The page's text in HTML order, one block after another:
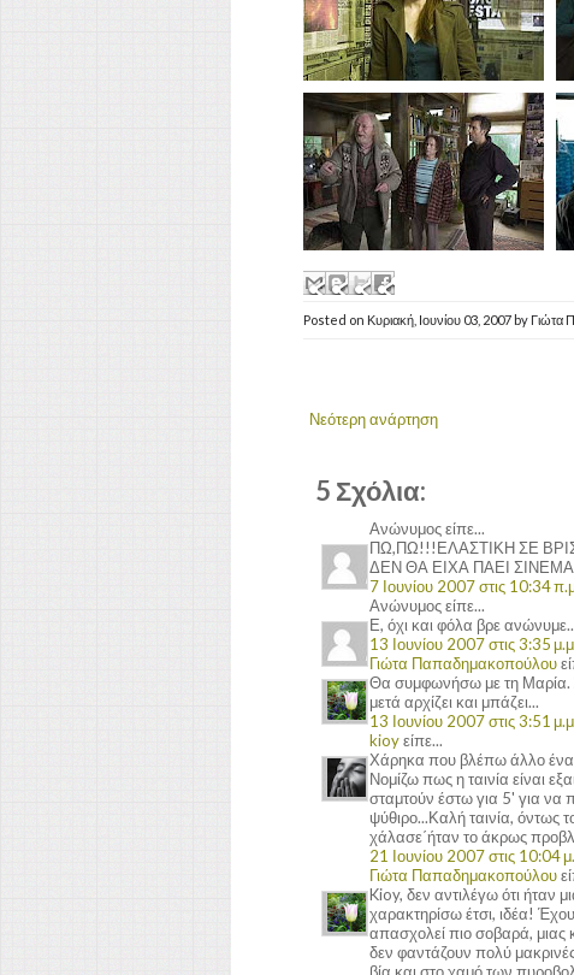
Posted on Κυριακή, Ιουνίου 03, 2007 by Γιώτα
Νεότερη ανάρτηση
5 Σχόλια:
Ανώνυμος είπε...
ΠΩ,ΠΩ!!!ΕΛΑΣΤΙΚΗ ΣΕ
ΔΕΝ ΘΑ ΕΙΧΑ ΠΑΕΙ
7 Ιουνίου 2007 στις 10:34
Ανώνυμος είπε...
Ε, όχι και φόλα βρε
13 Ιουνίου 2007 στις 3:35
Γιώτα Παπαδημακοπούλου
Θα συμφωνήσω με τη Μαρία.
μετά αρχίζει και μπάζει...
13 Ιουνίου 2007 στις 3:51
kioyείπε...
Χάρηκα που βλέπω άλλο ένα
Νομίζω πως η ταινία είναι
σταμτούν έστω για 5' για να
ψύθιρο...Καλή ταινία, όντως
χάλασε΄ήταν το άκρως
21 Ιουνίου 2007 στις 10:04
Γιώτα Παπαδημακοπούλου
Kioy, δεν αντιλέγω ότι ήταν
χαρακτηρίσω έτσι, ιδέα!
απασχολεί πιο σοβαρά, μιας
δεν φαντάζουν πολύ
βία και στο χαμό των